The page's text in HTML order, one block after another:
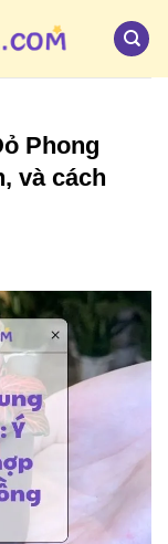
Phong
và cách